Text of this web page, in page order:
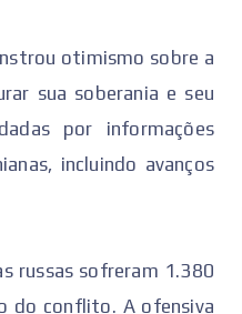
otimismo sobre a
sua soberania e seu
por informações
incluindo avanços
russas sofreram 1.380
do conflito. A ofensiva